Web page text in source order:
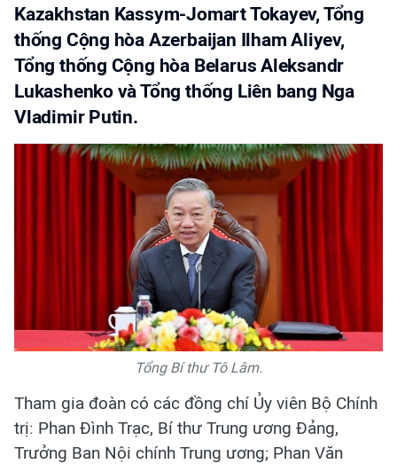
Kazakhstan Kassym-Jomart Tokayev, Tổng
thống Cộng hòa Azerbaijan Ilham Aliyev,
Tổng thống Cộng hòa Belarus Aleksandr
Lukashenko và Tổng thống Liên bang Nga
Vladimir Putin.
Tổng Bí thư Tô Lâm.
Tham gia đoàn có các đồng chí Ủy viên Bộ Chính
trị: Phan Đình Trạc, Bí thư Trung ương Đảng,
Trưởng Ban Nội chính Trung ương; Phan Văn